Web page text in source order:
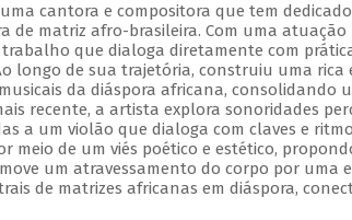
cantora e compositora que tem
de matriz afro-brasileira. Com uma
que dialoga diretamente com
longo de sua trajetória, construiu uma rica
da diáspora africana, consolidando
recente, a artista explora sonoridades
a um violão que dialoga com claves e
meio de um viés poético e estético,
um atravessamento do corpo por uma
de matrizes africanas em diáspora,